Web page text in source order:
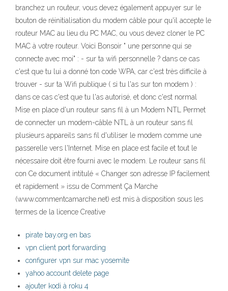
branchez un routeur, vous devez également appuyer sur le
bouton de réinitialisation du modem câble pour qu'il accepte le
routeur MAC au lieu du PC MAC, ou vous devez cloner le PC
MAC à votre routeur. Voici Bonsoir " une personne qui se
connecte avec moi" : - sur ta wifi personnelle ? dans ce cas
c'est que tu lui a donné ton code WPA, car c'est très difficile à
trouver - sur ta Wifi publique ( si tu l'as sur ton modem ) :
dans ce cas c'est que tu l'as autorisé, et donc c'est normal
Mise en place d'un routeur sans fil à un Modem NTL Permet
de connecter un modem-câble NTL à un routeur sans fil
plusieurs appareils sans fil d'utiliser le modem comme une
passerelle vers l'Internet. Mise en place est facile et tout le
nécessaire doit être fourni avec le modem. Le routeur sans fil
con Ce document intitulé « Changer son adresse IP facilement
et rapidement » issu de Comment Ça Marche
(www.commentcamarche.net) est mis à disposition sous les
termes de la licence Creative
pirate bay.org en bas
vpn client port forwarding
configurer vpn sur mac yosemite
yahoo account delete page
ajouter kodi à roku 4